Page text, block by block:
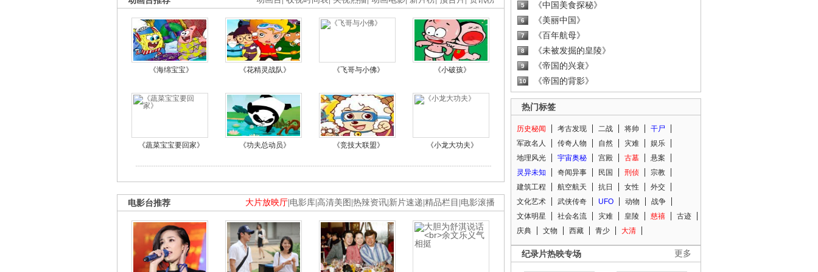
《海绵宝宝》 《花精灵战队》 《飞哥与小佛》 《小破孩》
《蔬菜宝宝要回家》 《功夫总动员》 《竞技大联盟》 《小龙大功夫》
大片放映厅 电影库 高清美图 热辣资讯 新片速递 精品栏目 电影滚播
电影台推荐
5 《中国美食探秘》
6 《美丽中国》
7 《百年航母》
8 《未被发掘的皇陵》
9 《帝国的兴衰》
10 《帝国的背影》
热门标签
历史秘闻 考古发现 二战 将帅
干尸
军政名人
传奇人物 自然 灾难
娱乐
地理风光
宇宙奥秘 宫殿 古墓
悬案
灵异未知
奇闻异事 民国 刑侦
宗教
建筑工程
航空航天 抗日 女性
外交
文化艺术
武侠传奇 UFO 动物
战争
文体明星
社会名流 灾难 皇陵 慈禧
古迹
庆典
文物 西藏 青少 大清
更多
纪录片热映专场